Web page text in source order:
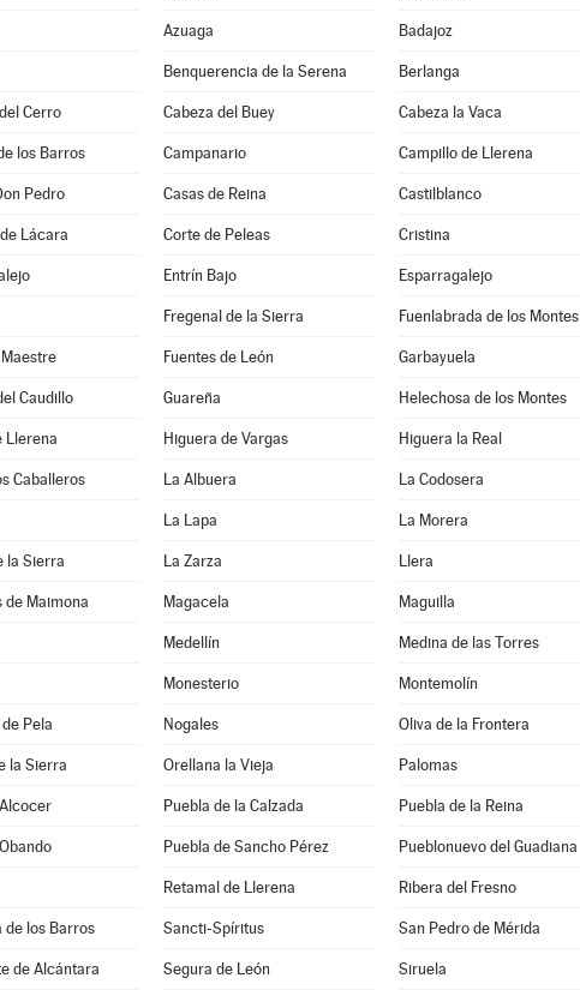
Azuaga Badajoz
Benquerencia de la Serena Berlanga
Cerro Cabeza del Buey Cabeza la Vaca
los Barros Campanario Campillo de Llerena
Pedro Casas de Reina Castilblanco
Lácara Corte de Peleas Cristina
Entrín Bajo Esparragalejo
Fregenal de la Sierra Fuenlabrada de los Montes
Fuentes de León Garbayuela
Caudillo Guareña Helechosa de los Montes
Llerena Higuera de Vargas Higuera la Real
Caballeros La Albuera La Codosera
La Lapa La Morera
la Sierra La Zarza Llera
de Maimona Magacela Maguilla
Medellín Medina de las Torres
Monesterio Montemolín
Pela Nogales Oliva de la Frontera
la Sierra Orellana la Vieja Palomas
Puebla de la Calzada Puebla de la Reina
Puebla de Sancho Pérez Pueblonuevo del Guadiana
Retamal de Llerena Ribera del Fresno
de los Barros Sancti-Spíritus San Pedro de Mérida
de Alcántara Segura de León Siruela